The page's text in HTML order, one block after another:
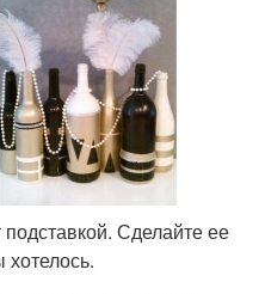
Сделайте ее
хотелось.